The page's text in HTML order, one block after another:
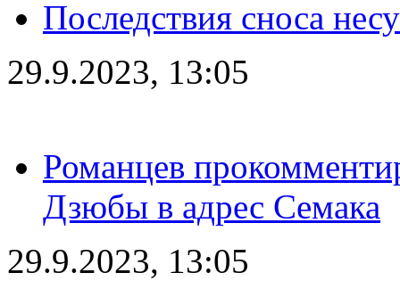
Последствия сноса
29.9.2023, 13:05
Романцев
Дзюбы в адрес Семака
29.9.2023, 13:05